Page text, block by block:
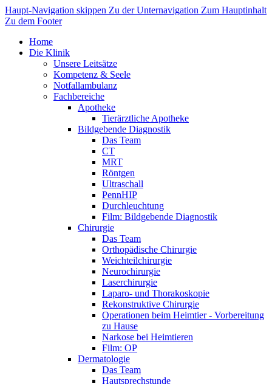
Haupt-Navigation skippen Zu der Unternavigation Zum Hauptinhalt
Zu dem Footer
Home
Die Klinik
Unsere Leitsätze
Kompetenz & Seele
Notfallambulanz
Fachbereiche
Apotheke
Tierärztliche Apotheke
Bildgebende Diagnostik
Das Team
CT
MRT
Röntgen
Ultraschall
PennHIP
Durchleuchtung
Film: Bildgebende Diagnostik
Chirurgie
Das Team
Orthopädische Chirurgie
Weichteilchirurgie
Neurochirurgie
Laserchirurgie
Laparo- und Thorakoskopie
Rekonstruktive Chirurgie
Operationen beim Heimtier - Vorbereitung
zu Hause
Narkose bei Heimtieren
Film: OP
Dermatologie
Das Team
Hautsprechstunde